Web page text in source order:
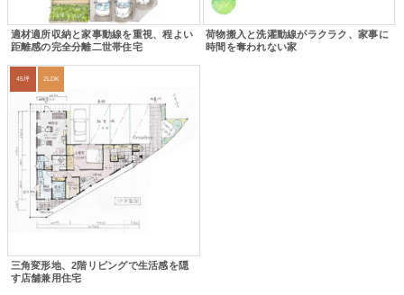
適材適所収納と家事動線を重視、程よい
距離感の完全分離二世帯住宅
荷物搬入と洗濯動線がラクラク、家事に
時間を奪われない家
45坪 2LDK
三角変形地、2階リビングで生活感を隠
す店舗兼用住宅